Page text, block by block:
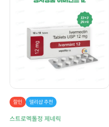
할인 델리샵 추천
스트로멕톨정 제네릭